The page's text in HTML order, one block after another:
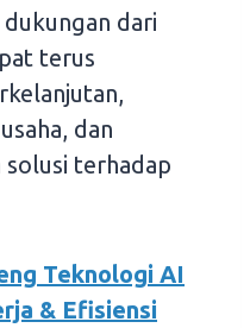
dari
terus
dan
solusi terhadap
Teknologi AI
& Efisiensi